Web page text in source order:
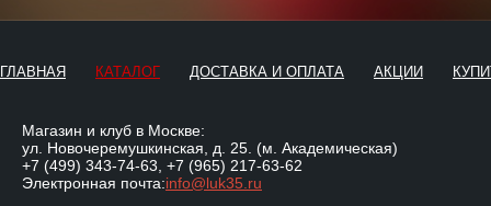
ГЛАВНАЯ КАТАЛОГ ДОСТАВКА И ОПЛАТА АКЦИИ
Магазин и клуб в Москве:
ул. Новочеремушкинская, д. 25. (м. Академическая)
+7 (499) 343-74-63 +7 (965) 217-63-62
Электронная почта:info@luk35.ru